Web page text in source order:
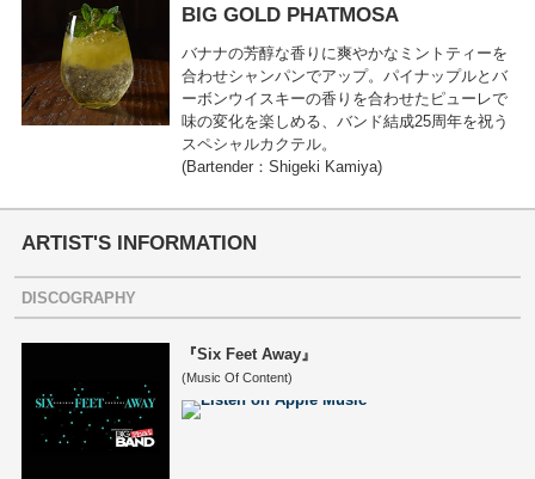
BIG GOLD PHATMOSA
バナナの芳醇な香りに爽やかなミントティーを
合わせシャンパンでアップ。パイナップルとバ
ーボンウイスキーの香りを合わせたピューレで
味の変化を楽しめる、バンド結成25周年を祝う
スペシャルカクテル。
(Bartender：Shigeki Kamiya)
ARTIST'S INFORMATION
DISCOGRAPHY
『Six Feet Away』
(Music Of Content)